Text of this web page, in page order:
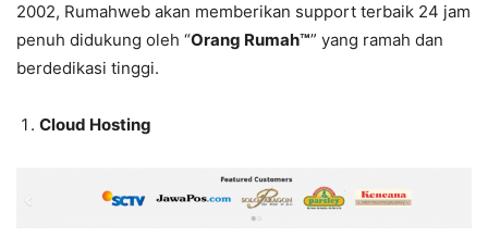
2002, Rumahweb akan memberikan support terbaik 24 jam
penuh didukung oleh “Orang Rumah™” yang ramah dan
berdedikasi tinggi.
Cloud Hosting